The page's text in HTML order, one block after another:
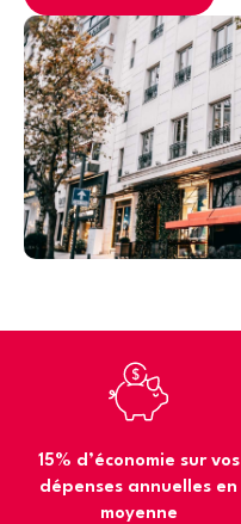
15% d’économie sur vos
dépenses annuelles en
moyenne